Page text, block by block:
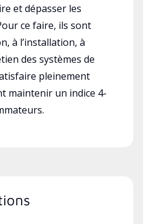
et dépasser les
ce faire, ils sont
à l’installation, à
des systèmes de
pleinement
maintenir un indice 4-